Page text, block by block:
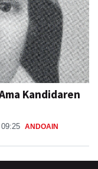
Kandidaren
ANDOAIN